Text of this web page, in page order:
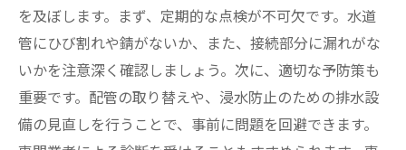
を及ぼします。まず、定期的な点検が不可欠です。水道
管にひび割れや錆がないか、また、接続部分に漏れがな
いかを注意深く確認しましょう。次に、適切な予防策も
重要です。配管の取り替えや、浸水防止のための排水設
備の見直しを行うことで、事前に問題を回避できます。